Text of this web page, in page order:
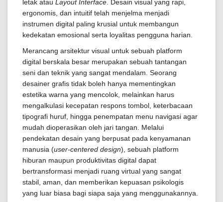
letak atau Layout Interface . Desain visual yang rapi,
ergonomis, dan intuitif telah menjelma menjadi
instrumen digital paling krusial untuk membangun
kedekatan emosional serta loyalitas pengguna harian.
Merancang arsitektur visual untuk sebuah platform
digital berskala besar merupakan sebuah tantangan
seni dan teknik yang sangat mendalam. Seorang
desainer grafis tidak boleh hanya mementingkan
estetika warna yang mencolok, melainkan harus
mengalkulasi kecepatan respons tombol, keterbacaan
tipografi huruf, hingga penempatan menu navigasi agar
mudah dioperasikan oleh jari tangan. Melalui
pendekatan desain yang berpusat pada kenyamanan
manusia (user-centered design), sebuah platform
hiburan maupun produktivitas digital dapat
bertransformasi menjadi ruang virtual yang sangat
stabil, aman, dan memberikan kepuasan psikologis
yang luar biasa bagi siapa saja yang menggunakannya.